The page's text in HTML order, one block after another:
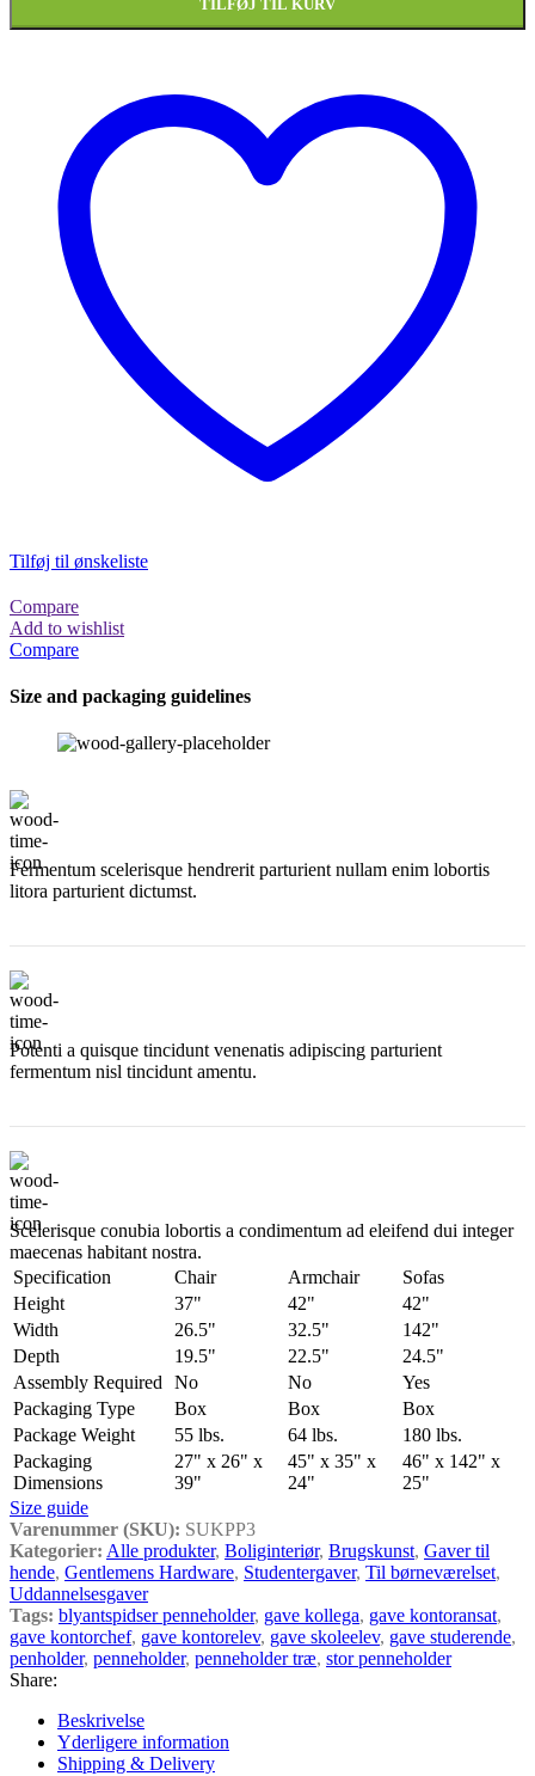
TILFØJ TIL KURV
Tilføj til ønskeliste
Compare
Add to wishlist
Compare
Size and packaging guidelines
Fermentum scelerisque hendrerit parturient nullam enim lobortis
litora parturient dictumst.
Potenti a quisque tincidunt venenatis adipiscing parturient
fermentum nisl tincidunt amentu.
Scelerisque conubia lobortis a condimentum ad eleifend dui integer
maecenas habitant nostra.
Specification
Chair Armchair
Sofas
Height
37" 42"
42"
Width
26.5" 32.5"
142"
Depth
19.5" 22.5"
24.5"
Assembly Required
No No
Yes
Packaging Type
Box Box
Box
Package Weight
55 lbs. 64 lbs.
180 lbs.
Packaging
Dimensions
27" x 26" x
39"
45" x 35" x
24"
46" x 142" x
25"
Size guide
Varenummer (SKU): SUKPP3
Kategorier: Alle produkter, Boliginteriør, Brugskunst, Gaver til
hende, Gentlemens Hardware, Studentergaver, Til børneværelset,
Uddannelsesgaver
Tags: blyantspidser penneholder, gave kollega, gave kontoransat,
gave kontorchef, gave kontorelev, gave skoleelev, gave studerende,
penholder, penneholder, penneholder træ, stor penneholder
Share:
Beskrivelse
Yderligere information
Shipping & Delivery